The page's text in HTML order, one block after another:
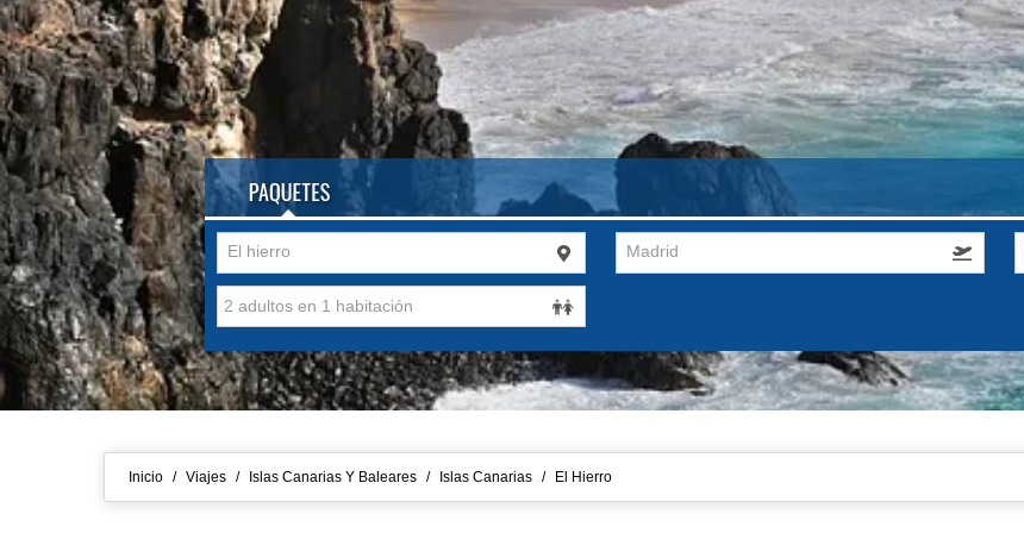
El hierro Madrid
Inicio / Viajes / Islas Canarias Y Baleares / Islas Canarias / El Hierro